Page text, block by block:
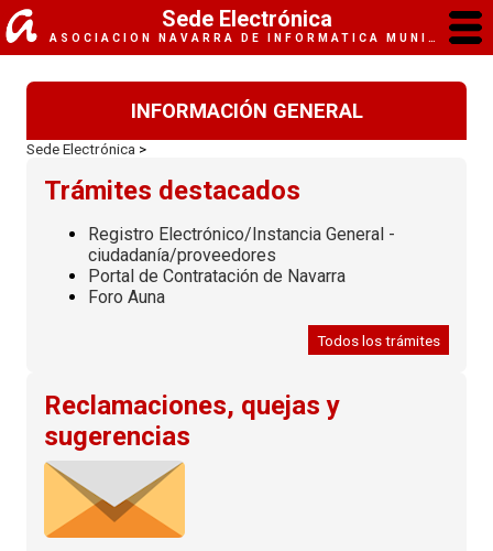
Sede Electrónica
ASOCIACIÓN NAVARRA DE INFORMÁTICA MUNICIPAL (ANIMSA)
INFORMACIÓN GENERAL
Sede Electrónica >
Trámites destacados
Registro Electrónico/Instancia General -
ciudadanía/proveedores
Portal de Contratación de Navarra
Foro Auna
Todos los trámites
Reclamaciones, quejas y
sugerencias